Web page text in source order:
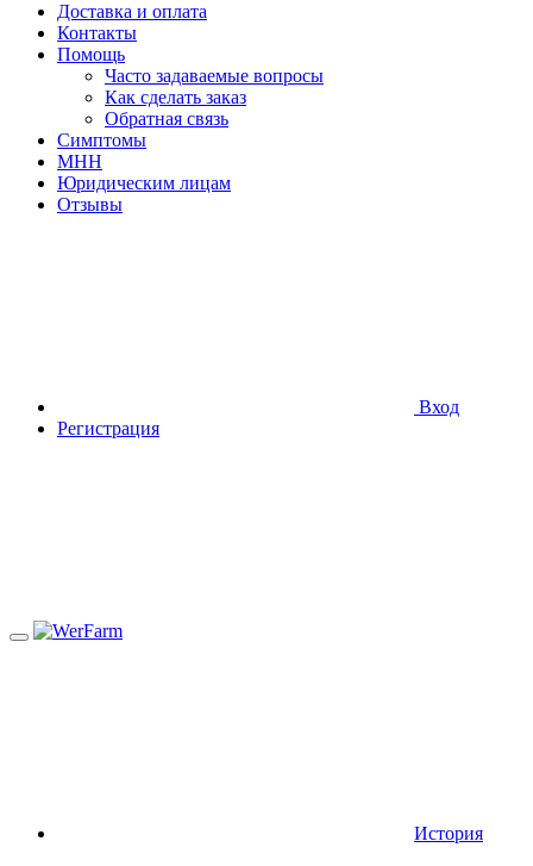
Доставка и оплата
Контакты
Помощь
Часто задаваемые вопросы
Как сделать заказ
Обратная связь
Симптомы
МНН
Юридическим лицам
Отзывы
Вход
Регистрация
История